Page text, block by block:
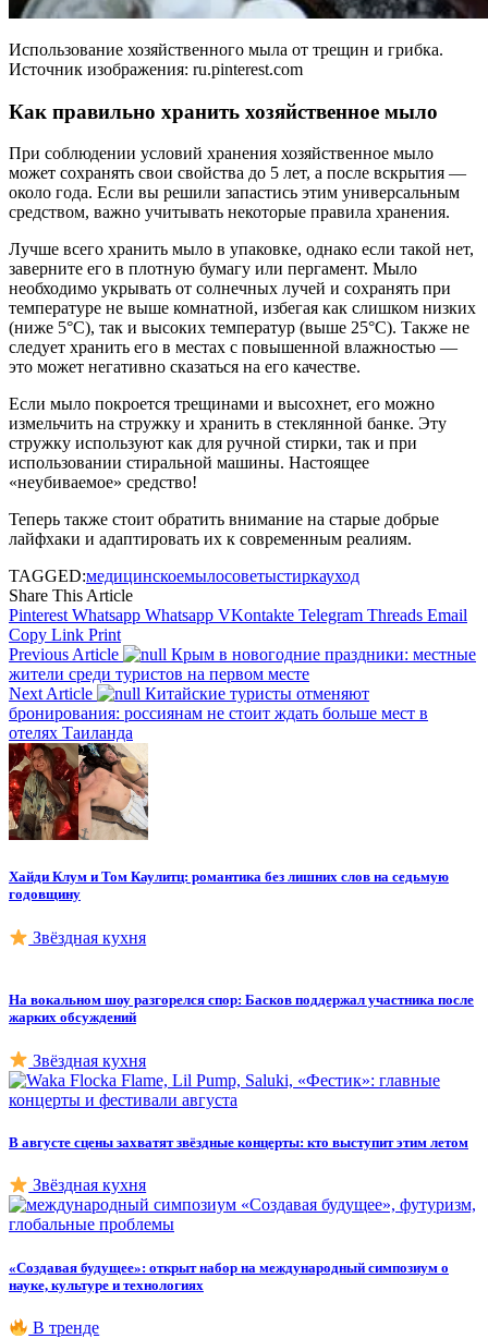
Использование хозяйственного мыла от трещин и грибка.
Источник изображения: ru.pinterest.com
Как правильно хранить хозяйственное мыло
При соблюдении условий хранения хозяйственное мыло
может сохранять свои свойства до 5 лет, а после вскрытия —
около года. Если вы решили запастись этим универсальным
средством, важно учитывать некоторые правила хранения.
Лучше всего хранить мыло в упаковке, однако если такой нет,
заверните его в плотную бумагу или пергамент. Мыло
необходимо укрывать от солнечных лучей и сохранять при
температуре не выше комнатной, избегая как слишком низких
(ниже 5°C), так и высоких температур (выше 25°C). Также не
следует хранить его в местах с повышенной влажностью —
это может негативно сказаться на его качестве.
Если мыло покроется трещинами и высохнет, его можно
измельчить на стружку и хранить в стеклянной банке. Эту
стружку используют как для ручной стирки, так и при
использовании стиральной машины. Настоящее
«неубиваемое» средство!
Теперь также стоит обратить внимание на старые добрые
лайфхаки и адаптировать их к современным реалиям.
TAGGED:медицинскоемылосоветыстиркауход
Share This Article
Pinterest Whatsapp Whatsapp VKontakte Telegram Threads Email
Copy Link Print
Previous Article
Крым в новогодние праздники: местные
жители среди туристов на первом месте
Next Article
Китайские туристы отменяют
бронирования: россиянам не стоит ждать больше мест в
отелях Таиланда
Хайди Клум и Том Каулитц: романтика без лишних слов на седьмую
годовщину
Звёздная кухня
На вокальном шоу разгорелся спор: Басков поддержал участника после
жарких обсуждений
Звёздная кухня
В августе сцены захватят звёздные концерты: кто выступит этим летом
Звёздная кухня
«Создавая будущее»: открыт набор на международный симпозиум о
науке, культуре и технологиях
В тренде